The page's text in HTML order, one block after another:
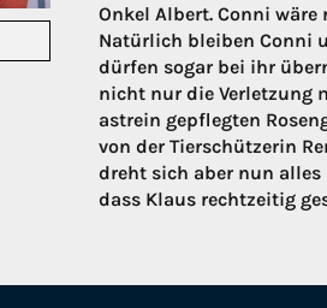
Onkel Albert. Conni
Natürlich bleiben Conni
dürfen sogar bei ihr
nicht nur die Verletzung
astrein gepflegten
von der Tierschützerin
dreht sich aber nun alles
dass Klaus rechtzeitig